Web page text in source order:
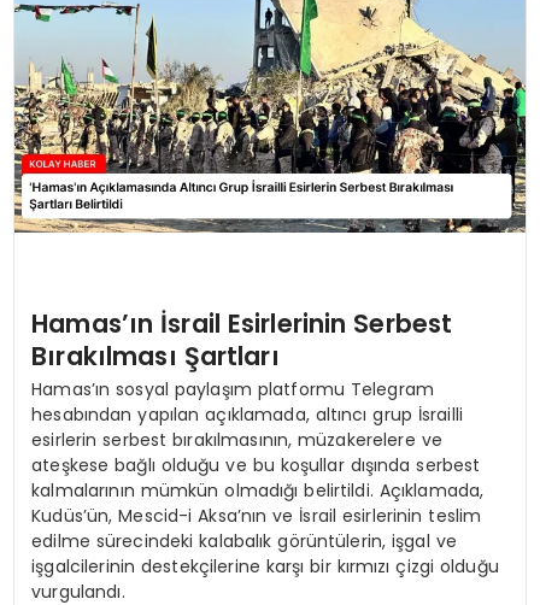
Hamas’ın İsrail Esirlerinin Serbest
Bırakılması Şartları
Hamas’ın sosyal paylaşım platformu Telegram
hesabından yapılan açıklamada, altıncı grup İsrailli
esirlerin serbest bırakılmasının, müzakerelere ve
ateşkese bağlı olduğu ve bu koşullar dışında serbest
kalmalarının mümkün olmadığı belirtildi. Açıklamada,
Kudüs’ün, Mescid-i Aksa’nın ve İsrail esirlerinin teslim
edilme sürecindeki kalabalık görüntülerin, işgal ve
işgalcilerinin destekçilerine karşı bir kırmızı çizgi olduğu
vurgulandı.